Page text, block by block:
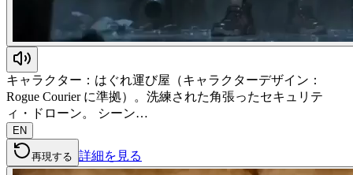
キャラクター：はぐれ運び屋（キャラクターデザイン：
Rogue Courier に準拠）。洗練された角張ったセキュリテ
ィ・ドローン。 シーン…
EN
再現する 詳細を見る